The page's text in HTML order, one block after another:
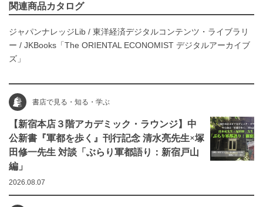
関連商品カタログ
ジャパンナレッジLib / 東洋経済デジタルコンテンツ・ライブラリ
ー / JKBooks「The ORIENTAL ECONOMIST デジタルアーカイブ
ズ」
書店で見る・知る・学ぶ
【新宿本店３階アカデミック・ラウンジ】中
公新書『軍都を歩く』刊行記念 清水亮先生×塚
田修一先生 対談「ぶらり軍都語り：新宿戸山
編」
2026.08.07